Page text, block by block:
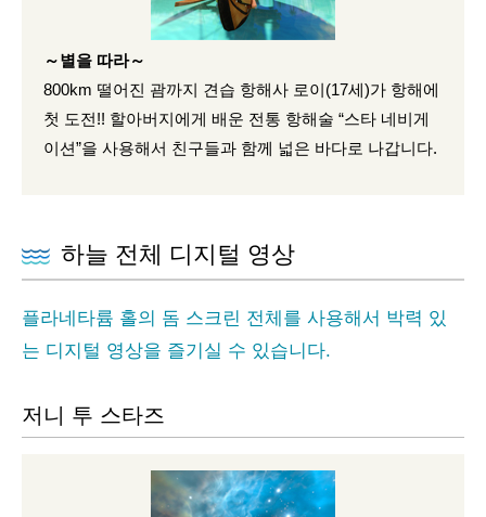
～별을 따라～
800km 떨어진 괌까지 견습 항해사 로이(17세)가 항해에
첫 도전!! 할아버지에게 배운 전통 항해술 “스타 네비게
이션”을 사용해서 친구들과 함께 넓은 바다로 나갑니다.
하늘 전체 디지털 영상
플라네타륨 홀의 돔 스크린 전체를 사용해서 박력 있
는 디지털 영상을 즐기실 수 있습니다.
저니 투 스타즈